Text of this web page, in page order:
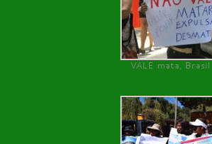
VALE mata, Brasil